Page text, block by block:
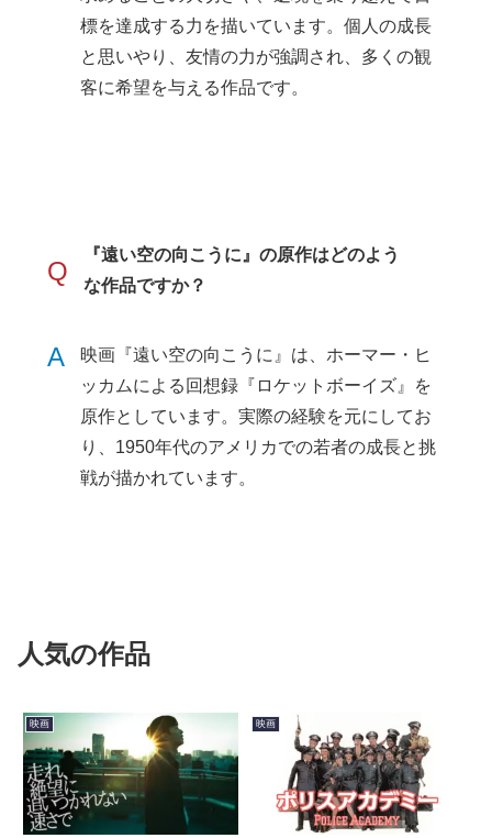
標を達成する力を描いています。個人の成長
と思いやり、友情の力が強調され、多くの観
客に希望を与える作品です。
Q
『遠い空の向こうに』の原作はどのよう
な作品ですか？
A
映画『遠い空の向こうに』は、ホーマー・ヒ
ッカムによる回想録『ロケットボーイズ』を
原作としています。実際の経験を元にしてお
り、1950年代のアメリカでの若者の成長と挑
戦が描かれています。
人気の作品
映画 映画